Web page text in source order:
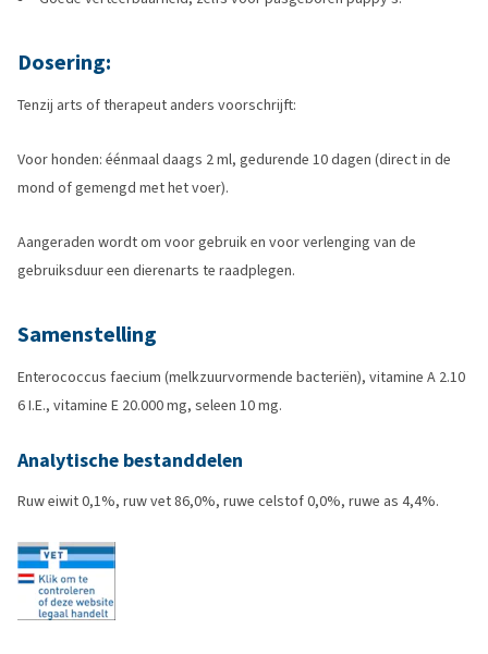
Dosering:
Tenzij arts of therapeut anders voorschrijft:
Voor honden: éénmaal daags 2 ml, gedurende 10 dagen (direct in de
mond of gemengd met het voer).
Aangeraden wordt om voor gebruik en voor verlenging van de
gebruiksduur een dierenarts te raadplegen.
Samenstelling
Enterococcus faecium (melkzuurvormende bacteriën), vitamine A 2.10
6 I.E., vitamine E 20.000 mg, seleen 10 mg.
Analytische bestanddelen
Ruw eiwit 0,1%, ruw vet 86,0%, ruwe celstof 0,0%, ruwe as 4,4%.